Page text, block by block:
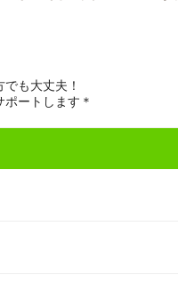
も大丈夫！
ートします＊